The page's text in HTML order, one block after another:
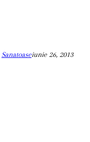
Sanatoaseiunie 26, 2013